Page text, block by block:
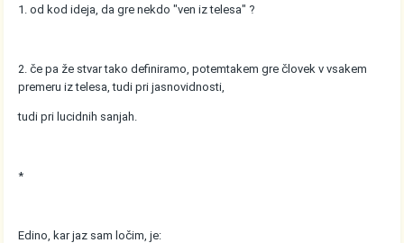
1. od kod ideja, da gre nekdo "ven iz telesa" ?
2. če pa že stvar tako definiramo, potemtakem gre človek v vsakem
premeru iz telesa, tudi pri jasnovidnosti,
tudi pri lucidnih sanjah.
*
Edino, kar jaz sam ločim, je: